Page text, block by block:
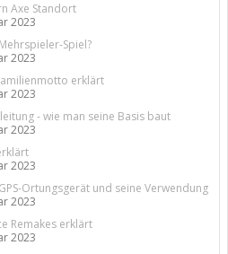
Axe Standort
2023
Spiel?
2023
erklärt
2023
- wie man seine Basis baut
2023
2023
Ortungsgerät und seine Verwendung
2023
Remakes erklärt
2023